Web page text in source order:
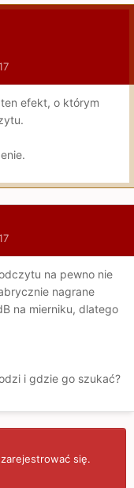
efekt, o którym
na pewno nie
nagrane
na mierniku, dlatego
i gdzie go szukać?
się.